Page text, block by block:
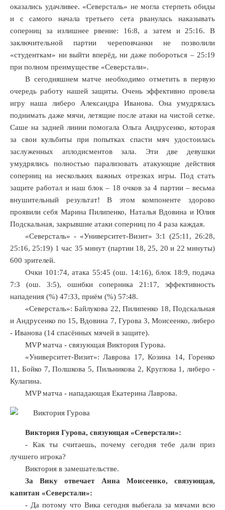
оказались удачливее. «Северсталь» не могла стерпеть обиды
и с самого начала третьего сета рванулась наказывать
соперниц за излишнее рвение: 16:8, а затем и 25:16. В
заключительной партии череповчанки не позволили
«студенткам» ни выйти вперёд, ни даже побороться – 25:19
при полном преимуществе «Северстали».
В сегодняшнем матче необходимо отметить в первую
очередь работу нашей защиты. Очень эффективно провела
игру наша либеро Александра Иванова. Она умудрялась
поднимать даже мячи, летящие после атаки на чистой сетке.
Саше на задней линии помогала Ольга Андрусенко, которая
за свои кульбиты при попытках спасти мяч удостоилась
заслуженных аплодисментов зала. Эти две девушки
умудрялись полностью парализовать атакующие действия
соперниц на нескольких важных отрезках игры. Под стать
защите работал и наш блок – 18 очков за 4 партии – весьма
внушительный результат! В этом компоненте здорово
проявили себя Марина Пилипенко, Наталья Вдовина и Юлия
Подскальная, закрывшие атаки соперниц по 4 раза каждая.
«Северсталь» - «Университет-Визит» 3:1 (25:11, 26:28,
25:16, 25:19) 1 час 35 минут (партии 18, 25, 20 и 22 минуты)
600 зрителей.
Очки 101:74, атака 55:45 (ош. 14:16), блок 18:9, подача
7:3 (ош. 3:5), ошибки соперника 21:17, эффективность
нападения (%) 47:33, приём (%) 57:48.
«Северсталь»: Байлукова 22, Пилипенко 18, Подскальная
и Андрусенко по 15, Вдовина 7, Гурова 3, Моисеенко, либеро
- Иванова (14 спасённых мячей в защите).
MVP матча - связующая Виктория Гурова.
«Университет-Визит»: Лаврова 17, Козина 14, Горенко
11, Бойко 7, Полшкова 5, Пильникова 2, Круглова 1, либеро -
Кулагина.
MVP матча - нападающая Екатерина Лаврова.
Виктория Гурова, связующая «Северстали»:
- Как ты считаешь, почему сегодня тебе дали приз
лучшего игрока?
Виктория в замешательстве.
За Вику отвечает Анна Моисеенко, связующая,
капитан «Северстали»:
- Да потому что Вика сегодня выбегала за мячами всю